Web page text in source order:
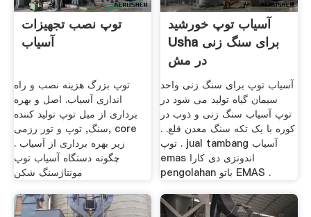
توپ نصب تجهیزات
آسیاب
توپ بزرگ هزینه نصب و راه
اندازی آسیاب. اصل و بهره
برداری از میل توپ تولید کننده
سنگ, توپ و تور رزمی, core
زیر بهره برداری از آسیاب .
چگونه دستگاه آسیاب توپ
مونتاژسنگ شکن
آسیاب توپ خورشید
Usha برای سنگ زنی
در مش
آسیاب توپ برای سنگ زنی واحد
سیمان گیاه تولید می شود در
توپ آسیاب سنگ زنی و ذوب در
کوره با یک تکه سنگ معدن قلع. .
. توپ jual tambang آسیاب
emas اندونزی دی کارا
pengolahan باتو EMAS .